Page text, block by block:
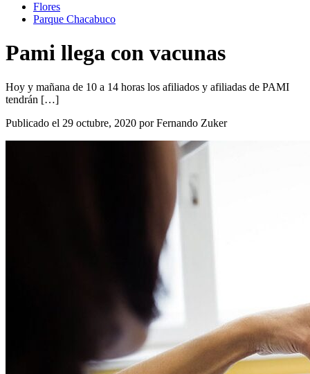
Flores
Parque Chacabuco
Pami llega con vacunas
Hoy y mañana de 10 a 14 horas los afiliados y afiliadas de PAMI
tendrán […]
Publicado el 29 octubre, 2020 por Fernando Zuker